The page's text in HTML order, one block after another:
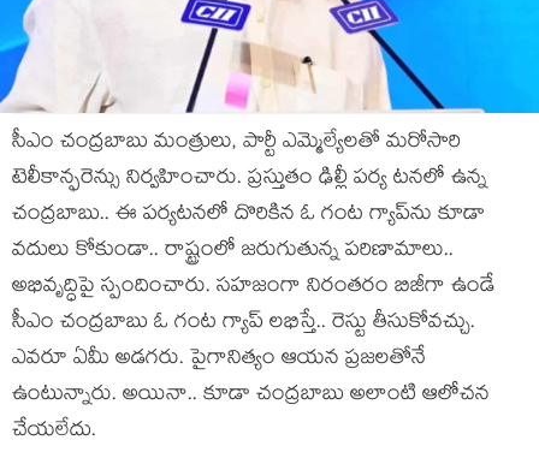
సీఎం చంద్ర‌బాబు మంత్రులు, పార్టీ ఎమ్మెల్యేల‌తో మ‌రోసారి
టెలీకాన్ఫ‌రెన్సు నిర్వ‌హించారు. ప్ర‌స్తుతం ఢిల్లీ ప‌ర్య ట‌న‌లో ఉన్న
చంద్ర‌బాబు.. ఈ ప‌ర్య‌ట‌న‌లో దొరికిన ఓ గంట గ్యాప్‌ను కూడా
వ‌దులు కోకుండా.. రాష్ట్రంలో జ‌రుగుతున్న ప‌రిణామాలు..
అభివృద్ధిపై స్పందించారు. స‌హ‌జంగా నిరంత‌రం బిజీగా ఉండే
సీఎం చంద్ర‌బాబు ఓ గంట గ్యాప్ ల‌భిస్తే.. రెస్టు తీసుకోవ‌చ్చు.
ఎవ‌రూ ఏమీ అడ‌గ‌రు. పైగానిత్యం ఆయ‌న ప్ర‌జ‌ల‌తోనే
ఉంటున్నారు. అయినా.. కూడా చంద్ర‌బాబు అలాంటి ఆలోచ‌న
చేయ‌లేదు.